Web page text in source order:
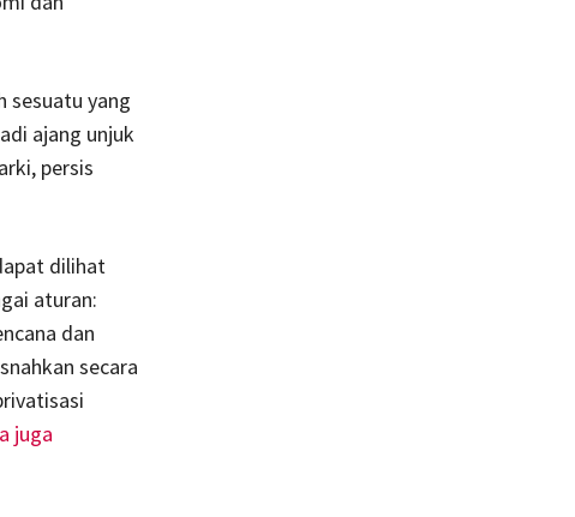
sesuatu yang
ajang unjuk
persis
dilihat
aturan:
dan
secara
juga